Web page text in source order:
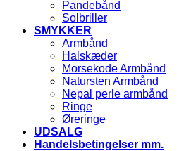
Pandebånd
Solbriller
SMYKKER
Armbånd
Halskæder
Morsekode Armbånd
Natursten Armbånd
Nepal perle armbånd
Ringe
Øreringe
UDSALG
Handelsbetingelser mm.